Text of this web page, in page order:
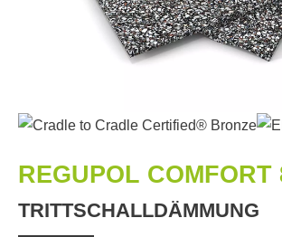
REGUPOL COMFORT
TRITTSCHALLDÄMMUNG